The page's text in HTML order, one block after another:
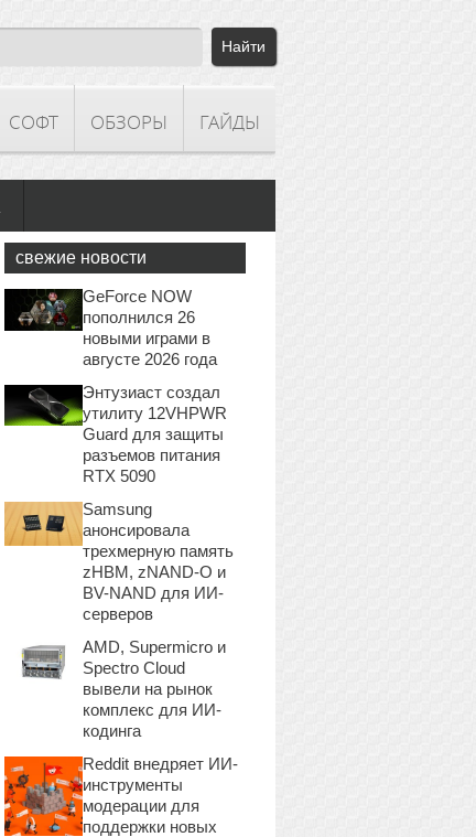
СОФТ ОБЗОРЫ ГАЙДЫ
свежие новости
GeForce NOW
пополнился 26
новыми играми в
августе 2026 года
Энтузиаст создал
утилиту 12VHPWR
Guard для защиты
разъемов питания
RTX 5090
Samsung
анонсировала
трехмерную память
zHBM, zNAND-O и
BV-NAND для ИИ-
серверов
AMD, Supermicro и
Spectro Cloud
вывели на рынок
комплекс для ИИ-
кодинга
Reddit внедряет ИИ-
инструменты
модерации для
поддержки новых